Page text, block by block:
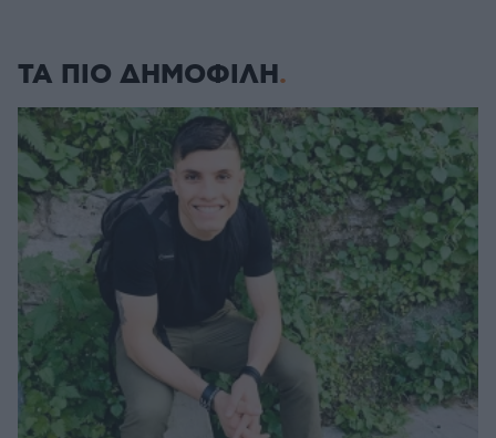
ΤΑ ΠΙΟ ΔΗΜΟΦΙΛΗ